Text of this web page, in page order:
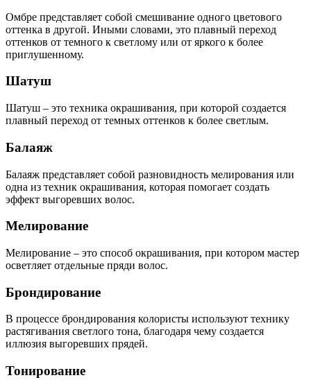
Омбре представляет собой смешивание одного цветового
оттенка в другой. Иными словами, это плавный переход
оттенков от темного к светлому или от яркого к более
приглушенному.
Шатуш
Шатуш – это техника окрашивания, при которой создается
плавный переход от темных оттенков к более светлым.
Балаяж
Балаяж представляет собой разновидность мелирования или
одна из техник окрашивания, которая помогает создать
эффект выгоревших волос.
Мелирование
Мелирование – это способ окрашивания, при котором мастер
осветляет отдельные пряди волос.
Брондирование
В процессе брондирования колористы используют технику
растягивания светлого тона, благодаря чему создается
иллюзия выгоревших прядей.
Тонирование